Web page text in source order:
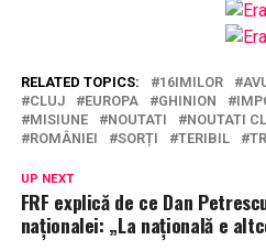
RELATED TOPICS: 16IMILOR
CLUJ
EUROPA GHINION
MISIUNE
NOUTATI NOUTATI
ROMÂNIEI
SORȚI TERIBIL
UP NEXT
FRF explică de ce Dan
naționalei: „La națională e